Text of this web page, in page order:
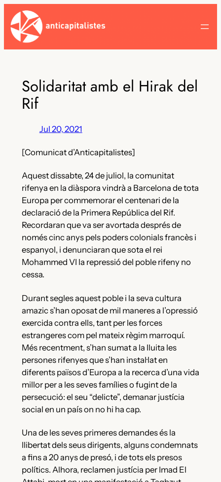
Skip
to
content
Solidaritat amb el Hirak del
Rif
Jul 20, 2021
[Comunicat d’Anticapitalistes]
Aquest dissabte, 24 de juliol, la comunitat
rifenya en la diàspora vindrà a Barcelona de tota
Europa per commemorar el centenari de la
declaració de la Primera República del Rif.
Recordaran que va ser avortada després de
només cinc anys pels poders colonials francès i
espanyol, i denunciaran que sota el rei
Mohammed VI la repressió del poble rifeny no
cessa.
Durant segles aquest poble i la seva cultura
amazic s’han oposat de mil maneres a l’opressió
exercida contra ells, tant per les forces
estrangeres com pel mateix règim marroquí.
Més recentment, s’han sumat a la lluita les
persones rifenyes que s’han instal·lat en
diferents països d’Europa a la recerca d’una vida
millor per a les seves famílies o fugint de la
persecució: el seu “delicte”, demanar justícia
social en un país on no hi ha cap.
Una de les seves primeres demandes és la
llibertat dels seus dirigents, alguns condemnats
a fins a 20 anys de presó, i de tots els presos
polítics. Alhora, reclamen justícia per Imad El